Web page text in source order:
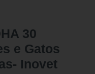
30
e Gatos
Inovet